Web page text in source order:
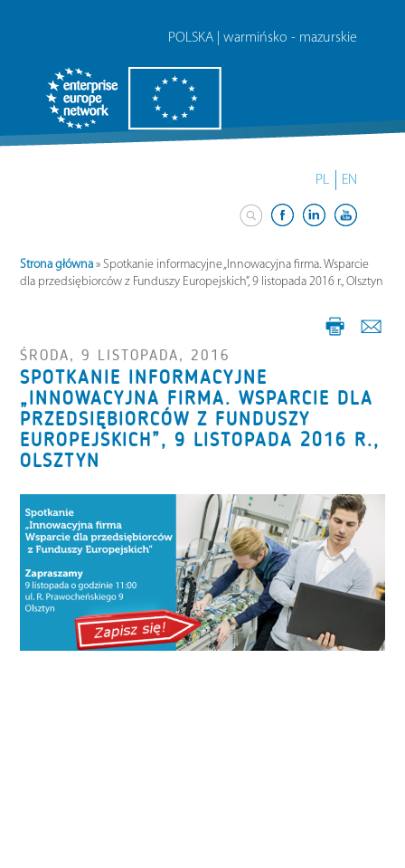
POLSKA | warmińsko - mazurskie
PL EN
Strona główna »Spotkanie informacyjne „Innowacyjna firma. Wsparcie
dla przedsiębiorców z Funduszy Europejskich”, 9 listopada 2016 r., Olsztyn
ŚRODA, 9 LISTOPADA, 2016
SPOTKANIE INFORMACYJNE
„INNOWACYJNA FIRMA. WSPARCIE DLA
PRZEDSIĘBIORCÓW Z FUNDUSZY
EUROPEJSKICH”, 9 LISTOPADA 2016 R.,
OLSZTYN